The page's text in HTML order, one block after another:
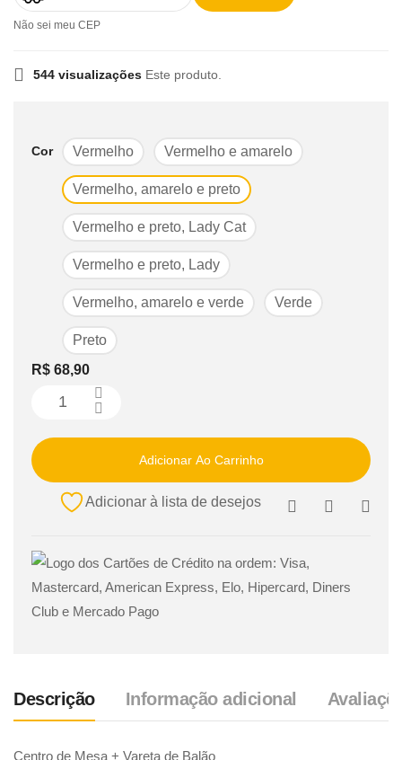
Não sei meu CEP
544 visualizações Este produto.
Cor Vermelho Vermelho e amarelo
Vermelho, amarelo e preto
Vermelho e preto, Lady Cat
Vermelho e preto, Lady
Vermelho, amarelo e verde Verde
Preto
R$ 68,90
Adicionar Ao Carrinho
Adicionar à lista de desejos
Descrição Informação adicional
Centro de Mesa + Vareta de Balão